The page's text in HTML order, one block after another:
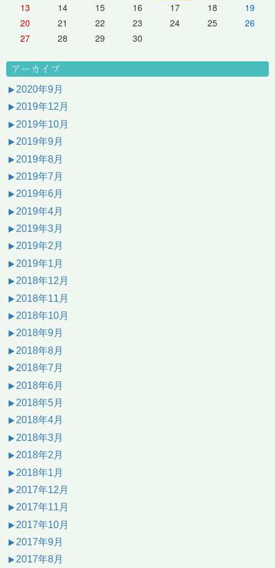
13
14 15 16 17 18
19
20
21 22 23 24 25
26
27
28 29 30
アーカイブ
2020年9月
2019年12月
2019年10月
2019年9月
2019年8月
2019年7月
2019年6月
2019年4月
2019年3月
2019年2月
2019年1月
2018年12月
2018年11月
2018年10月
2018年9月
2018年8月
2018年7月
2018年6月
2018年5月
2018年4月
2018年3月
2018年2月
2018年1月
2017年12月
2017年11月
2017年10月
2017年9月
2017年8月